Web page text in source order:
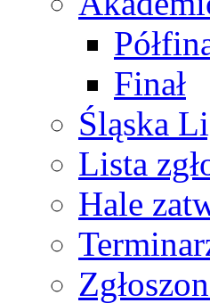
Finał
Śląska
Lista
Hale